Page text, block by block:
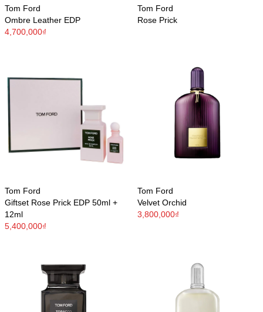
Tom Ford
Ombre Leather EDP
4,700,000₫
Tom Ford
Rose Prick
Tom Ford
Giftset Rose Prick EDP 50ml +
12ml
5,400,000₫
Tom Ford
Velvet Orchid
3,800,000₫